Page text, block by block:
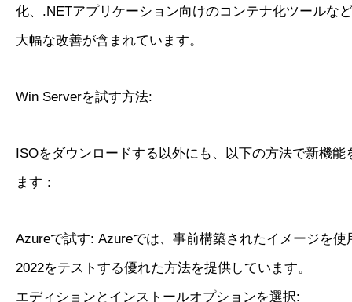
化、.NETアプリケーション向けのコンテナ化ツールな
大幅な改善が含まれています。
Win Serverを試す方法:
ISOをダウンロードする以外にも、以下の方法で新機能
ます：
Azureで試す: Azureでは、事前構築されたイメージを使
2022をテストする優れた方法を提供しています。
エディションとインストールオプションを選択: